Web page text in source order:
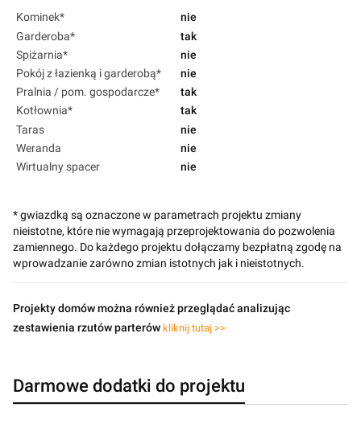
Kominek*
nie
Garderoba*
tak
Spiżarnia*
nie
Pokój z łazienką i garderobą*
nie
Pralnia / pom. gospodarcze*
tak
Kotłownia*
tak
Taras
nie
Weranda
nie
Wirtualny spacer
nie
* gwiazdką są oznaczone w parametrach projektu zmiany
nieistotne, które nie wymagają przeprojektowania do pozwolenia
zamiennego. Do każdego projektu dołączamy bezpłatną zgodę na
wprowadzanie zarówno zmian istotnych jak i nieistotnych.
Projekty domów można również przeglądać analizując
zestawienia rzutów parterów kliknij tutaj >>
Darmowe dodatki do projektu